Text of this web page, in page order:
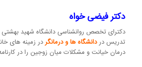
دکتر فیضی خواه
تدریس دردانشگاه ها و درمانگردر زمینه های
درمان خیانت و مشکلات میان زوجین را در